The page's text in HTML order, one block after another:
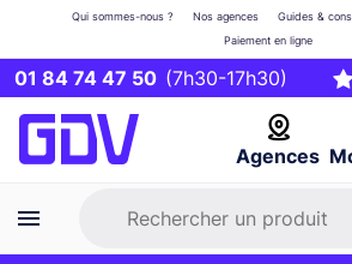
01 84 74 47 50 (7h30-17h30)
Agences
Qui sommes-nous ? Nos agences Guides &
Paiement en ligne